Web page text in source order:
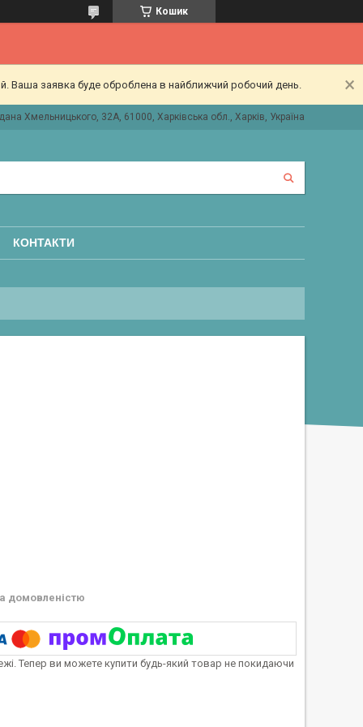
Кошик
Ваша заявка буде оброблена в найближчий робочий день.
Хмельницького, 32А, 61000, Харківська обл., Харків, Україна
КОНТАКТИ
домовленістю
Тепер ви можете купити будь-який товар не покидаючи